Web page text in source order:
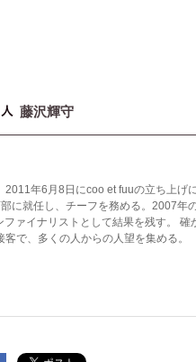
藤沢輝守
2011年6月8日にcoo et fuuの立ち上げ
に就任し、チーフを務める。2007年
ァイナリストとして結果を残す。 確
で、多くの人からの人望を集める。